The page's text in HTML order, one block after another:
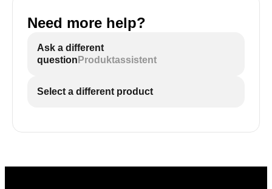
Need more help?
Ask a different
question Produktassistent
Select a different product